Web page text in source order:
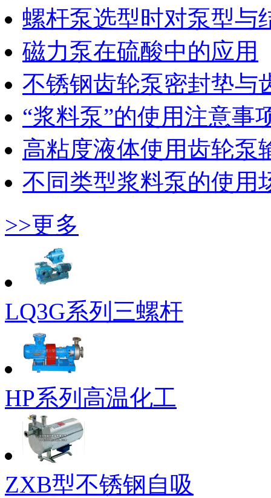
螺杆泵选型时对泵型与
磁力泵在硫酸中的应用
不锈钢齿轮泵密封垫与
“浆料泵”的使用注意事
高粘度液体使用齿轮泵
不同类型浆料泵的使用
>>更多
LQ3G系列三螺杆
HP系列高温化工
ZXB型不锈钢自吸